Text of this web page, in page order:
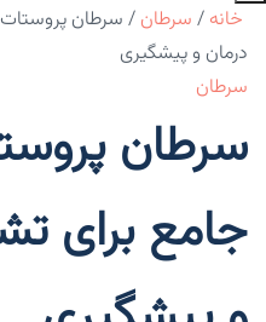
خانه / سرطان / سرطان
درمان و پیشگیری
سرطان
سرطان
جامع برای